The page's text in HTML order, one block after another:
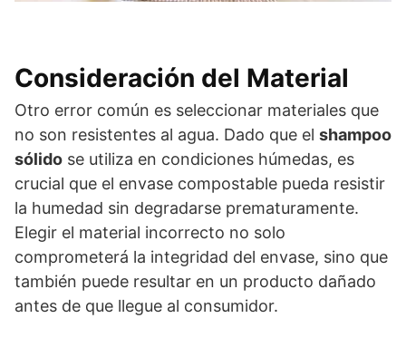
Consideración del Material
Otro error común es seleccionar materiales que
no son resistentes al agua. Dado que el shampoo
sólido se utiliza en condiciones húmedas, es
crucial que el envase compostable pueda resistir
la humedad sin degradarse prematuramente.
Elegir el material incorrecto no solo
comprometerá la integridad del envase, sino que
también puede resultar en un producto dañado
antes de que llegue al consumidor.